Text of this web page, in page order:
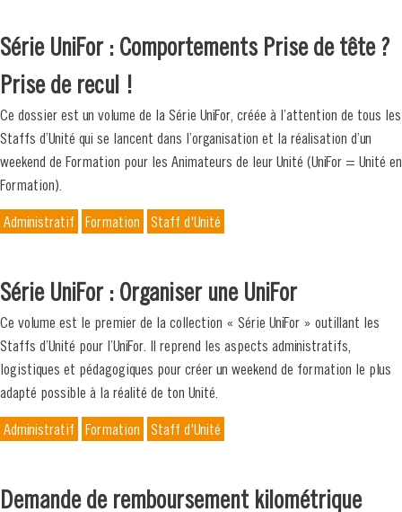
Série UniFor : Comportements Prise de tête ?
Prise de recul !
Ce dossier est un volume de la Série UniFor, créée à l’attention de tous les
Staffs d’Unité qui se lancent dans l’organisation et la réalisation d’un
weekend de Formation pour les Animateurs de leur Unité (UniFor = Unité en
Formation).
Administratif Formation Staff d'Unité
Série UniFor : Organiser une UniFor
Ce volume est le premier de la collection « Série UniFor » outillant les
Staffs d’Unité pour l’UniFor. Il reprend les aspects administratifs,
logistiques et pédagogiques pour créer un weekend de formation le plus
adapté possible à la réalité de ton Unité.
Administratif Formation Staff d'Unité
Demande de remboursement kilométrique